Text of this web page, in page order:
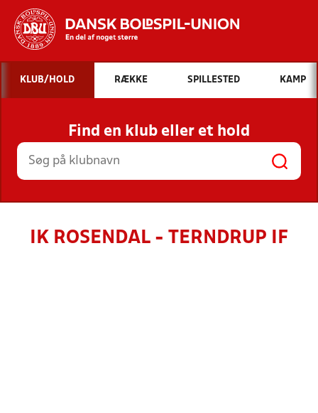
Hvad vil du søge efter?
INDHOLD OG NYHEDER
STILLINGER, RESULTATER, KLUBBER OG
HOLD
KLUB/HOLD RÆKKE SPILLESTED KAMP
Find en klub eller et hold
IK ROSENDAL - TERNDRUP IF